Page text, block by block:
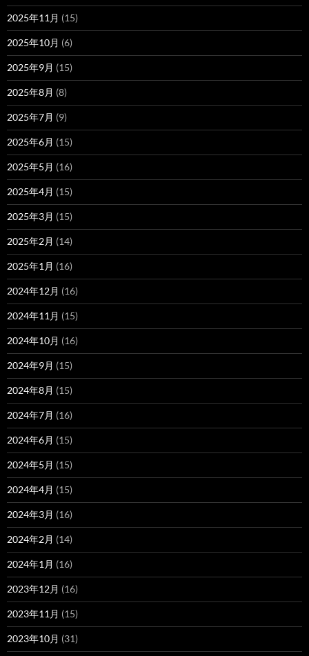
2025年11月 (15)
2025年10月 (6)
2025年9月 (15)
2025年8月 (8)
2025年7月 (9)
2025年6月 (15)
2025年5月 (16)
2025年4月 (15)
2025年3月 (15)
2025年2月 (14)
2025年1月 (16)
2024年12月 (16)
2024年11月 (15)
2024年10月 (16)
2024年9月 (15)
2024年8月 (15)
2024年7月 (16)
2024年6月 (15)
2024年5月 (15)
2024年4月 (15)
2024年3月 (16)
2024年2月 (14)
2024年1月 (16)
2023年12月 (16)
2023年11月 (15)
2023年10月 (31)